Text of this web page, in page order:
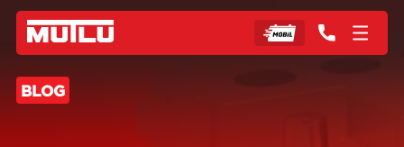
BLOG